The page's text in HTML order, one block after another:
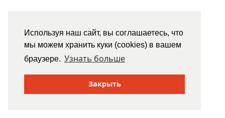
Используя наш сайт, вы соглашаетесь, что
мы можем хранить куки (cookies) в вашем
браузере. Узнать больше
Закрыть